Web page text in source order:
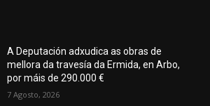
A Deputación adxudica as obras de
mellora da travesía da Ermida, en Arbo,
por máis de 290.000 €
7 Agosto, 2026